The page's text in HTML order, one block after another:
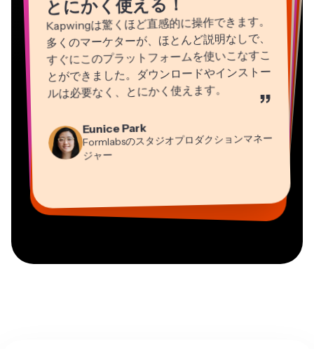
とにかく使える！
Kapwingは驚くほど直感的に操作できます。
多くのマーケターが、ほとんど説明なしで、
すぐにこのプラットフォームを使いこなすこ
とができました。ダウンロードやインストー
ルは必要なく、とにかく使えます。 ”
Eunice Park
Formlabsのスタジオプロダクションマネー
ジャー
Grant Taleck
Panos Papagapiou
EPATHLON社マネージングパートナー
Kerry-lee Farla
Gracie Peng
コンテンツ担当ディレクター
Martin James
動画エディター
Heidi Rae
教育
コンサルタント
Mitch Rawlings
Dina Segovia
バーチャルフリーランサー